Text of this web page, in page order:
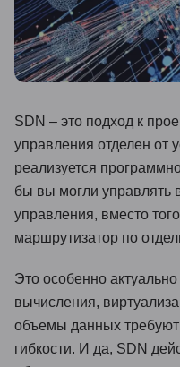
SDN – это подход к
управления отделен от
реализуется
бы вы могли управлять
управления, вместо
маршрутизатор по
Это особенно
вычисления,
объемы данных требуют
гибкости. И да, SDN